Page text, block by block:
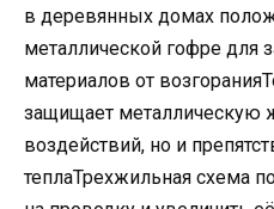
в деревянных домах
металлической гофре для
материалов от
защищает металлическую
воздействий, но и
теплаТрехжильная схема